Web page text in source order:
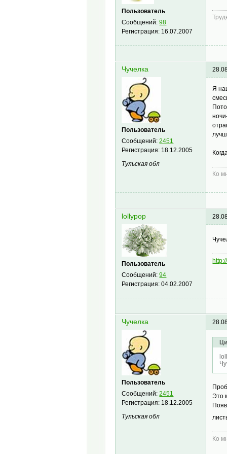
Пользователь
Сообщений:98
Регистрация: 16.07.2007
Чучелка
Пользователь
Сообщений:2451
Регистрация: 18.12.2005
Тульская обл
Я
Ко
lollypop
Пользователь
Сообщений:94
Регистрация:04.02.2007
Чучелка
Пользователь
Сообщений:2451
Регистрация: 18.12.2005
Тульская обл
Это
Ко